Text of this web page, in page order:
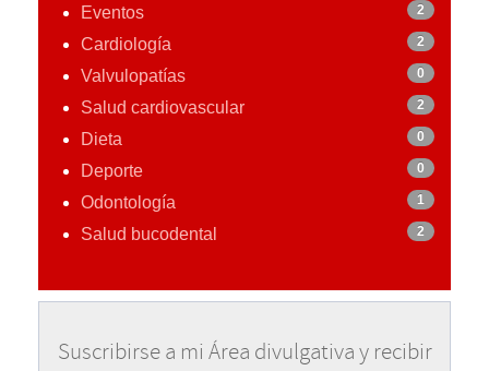
Eventos 2
Cardiología 2
Valvulopatías 0
Salud cardiovascular 2
Dieta 0
Deporte 0
Odontología 1
Salud bucodental 2
Suscribirse a mi Área divulgativa y recibir